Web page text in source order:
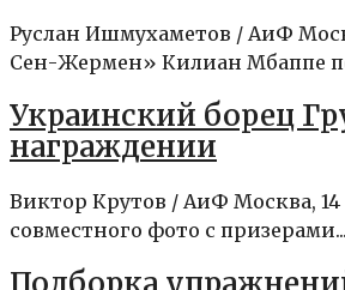
Руслан Ишмухаметов / АиФ
Сен-Жермен» Килиан Мбаппе
Украинский борец
награждении
Виктор Крутов / АиФ Москва,
совместного фото с призерами...